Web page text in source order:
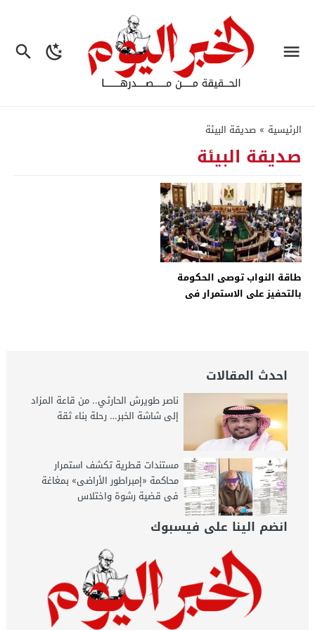
الرئيسية » صديقة البيئة
صديقة البيئة
طاقة النواب توصى الحكومة
بالتحفيز على الاستمرار فى
احدث المقالات
ناصر طويرش الحارثي.. من قاعة المزاد
إلى شاشة الخبر… رحلة بناء ثقة
مستندات قطرية تكشف استمرار
محاكمة «إمبراطور الأراضى» بمغاغة
فى قضية رشوة واختلاس
انضم الينا على فيسبوك